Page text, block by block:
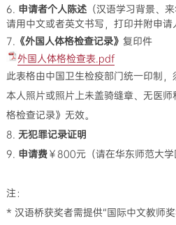
6. 申请者个人陈述（汉语学习背景、来
请用中文或者英文书写，打印并附申请
7. 《外国人体格检查记录》 复印件
外国人体格检查表.pdf
此表格由中国卫生检疫部门统一印制
本人照片或照片上未盖骑缝章、无医
格检查记录》无效。
8. 无犯罪记录证明
9. 申请费￥800元（请在华东师范大学
注：
* 汉语桥获奖者需提供“国际中文教师奖